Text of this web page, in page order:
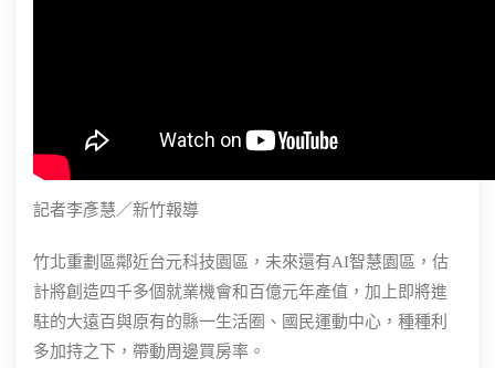
記者李彥慧／新竹報導
竹北重劃區鄰近台元科技園區，未來還有AI智慧園區，估
計將創造四千多個就業機會和百億元年產值，加上即將進
駐的大遠百與原有的縣一生活圈、國民運動中心，種種利
多加持之下，帶動周邊買房率。